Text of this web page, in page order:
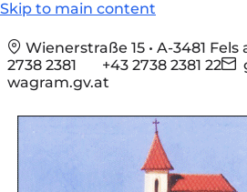
Skip to main content
Wienerstraße 15 • A-3481
2738 2381
+43 2738 2381 22
wagram.gv.at